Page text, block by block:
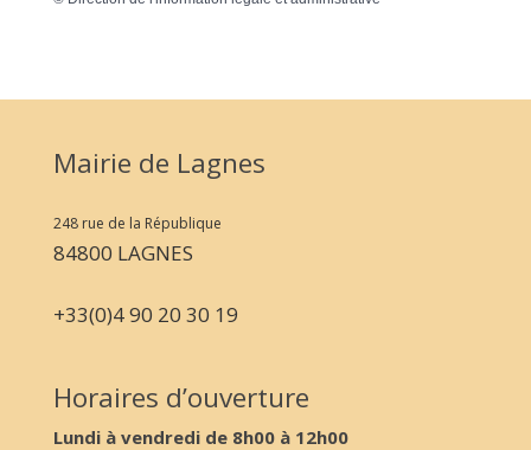
Mairie de Lagnes
248 rue de la République
84800 LAGNES
+33(0)4 90 20 30 19
Horaires d’ouverture
Lundi à vendredi de 8h00 à 12h00